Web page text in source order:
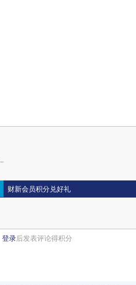
财新会员积分兑好礼
登录后发表评论得积分